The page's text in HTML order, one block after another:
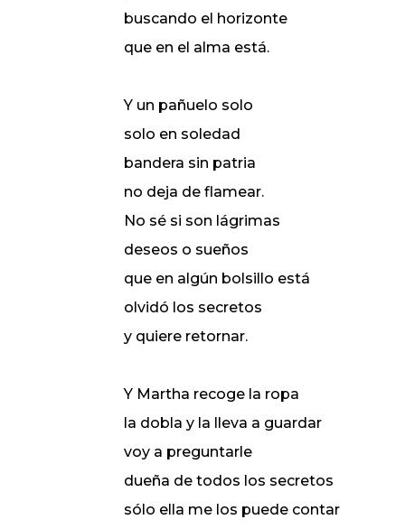
buscando el horizonte
que en el alma está.
Y un pañuelo solo
solo en soledad
bandera sin patria
no deja de flamear.
No sé si son lágrimas
deseos o sueños
que en algún bolsillo está
olvidó los secretos
y quiere retornar.
Y Martha recoge la ropa
la dobla y la lleva a guardar
voy a preguntarle
dueña de todos los secretos
sólo ella me los puede contar